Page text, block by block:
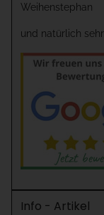
Weihenstephan
und natürlich
Info - Artikel